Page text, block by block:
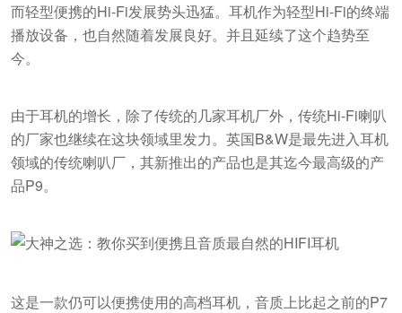
而轻型便携的Hi-Fi发展势头迅猛。耳机作为轻型Hi-Fi的终端
播放设备，也自然随着发展良好。并且延续了这个趋势至
今。
由于耳机的增长，除了传统的几家耳机厂外，传统Hi-Fi喇叭
的厂家也继续在这块领域里发力。英国B&W是最先进入耳机
领域的传统喇叭厂，其新推出的产品也是其迄今最高级的产
品P9。
这是一款仍可以便携使用的高档耳机，音质上比起之前的P7